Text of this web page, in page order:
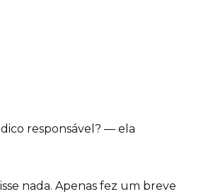
responsável? — ela
nada. Apenas fez um breve